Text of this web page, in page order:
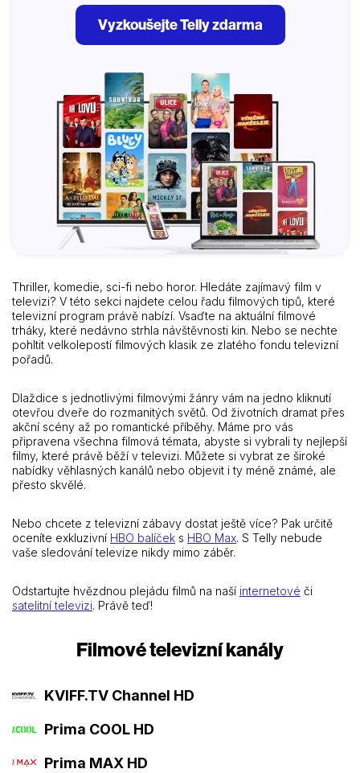
Vyzkoušejte Telly zdarma
Thriller, komedie, sci-fi nebo horor. Hledáte zajímavý film v
televizi? V této sekci najdete celou řadu filmových tipů, které
televizní program právě nabízí. Vsaďte na aktuální filmové
trháky, které nedávno strhla návštěvnosti kin. Nebo se nechte
pohltit velkolepostí filmových klasik ze zlatého fondu televizní
pořadů.
Dlaždice s jednotlivými filmovými žánry vám na jedno kliknutí
otevřou dveře do rozmanitých světů. Od životních dramat přes
akční scény až po romantické příběhy. Máme pro vás
připravena všechna filmová témata, abyste si vybrali ty nejlepší
filmy, které právě běží v televizi. Můžete si vybrat ze široké
nabídky věhlasných kanálů nebo objevit i ty méně známé, ale
přesto skvělé.
Nebo chcete z televizní zábavy dostat ještě více? Pak určitě
oceníte exkluzivní HBO balíček s HBO Max. S Telly nebude
vaše sledování televize nikdy mimo záběr.
Odstartujte hvězdnou plejádu filmů na naší internetové či
satelitní televizi. Právě teď!
Filmové televizní kanály
KVIFF.TV Channel HD
Prima COOL HD
Prima MAX HD